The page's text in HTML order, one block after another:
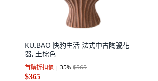
KUIBAO 快豹生活 法式中古陶瓷花
器, 土棕色
首購折扣價 35%$565
$365